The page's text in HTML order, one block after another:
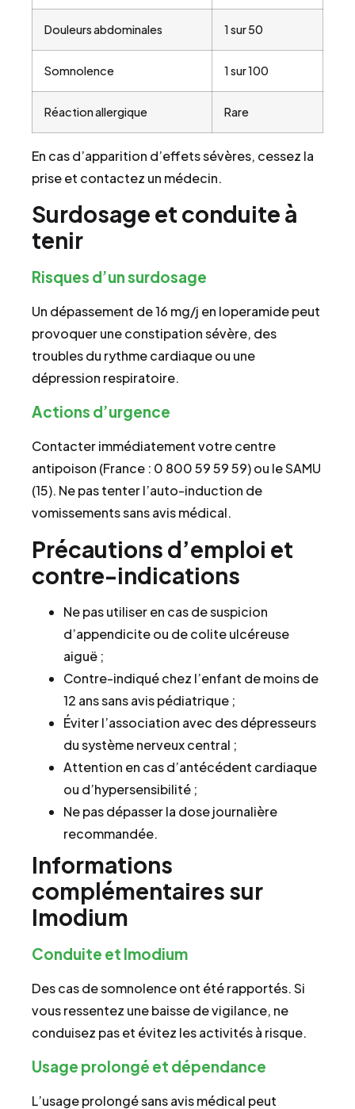
Douleurs abdominales 1 sur 50
Somnolence 1 sur 100
Réaction allergique Rare
En cas d’apparition d’effets sévères, cessez la
prise et contactez un médecin.
Surdosage et conduite à
tenir
Risques d’un surdosage
Un dépassement de 16 mg/j en loperamide peut
provoquer une constipation sévère, des
troubles du rythme cardiaque ou une
dépression respiratoire.
Actions d’urgence
Contacter immédiatement votre centre
antipoison (France : 0 800 59 59 59) ou le SAMU
(15). Ne pas tenter l’auto-induction de
vomissements sans avis médical.
Précautions d’emploi et
contre-indications
Ne pas utiliser en cas de suspicion
d’appendicite ou de colite ulcéreuse
aiguë ;
Contre-indiqué chez l’enfant de moins de
12 ans sans avis pédiatrique ;
Éviter l’association avec des dépresseurs
du système nerveux central ;
Attention en cas d’antécédent cardiaque
ou d’hypersensibilité ;
Ne pas dépasser la dose journalière
recommandée.
Informations
complémentaires sur
Imodium
Conduite et Imodium
Des cas de somnolence ont été rapportés. Si
vous ressentez une baisse de vigilance, ne
conduisez pas et évitez les activités à risque.
Usage prolongé et dépendance
L’usage prolongé sans avis médical peut